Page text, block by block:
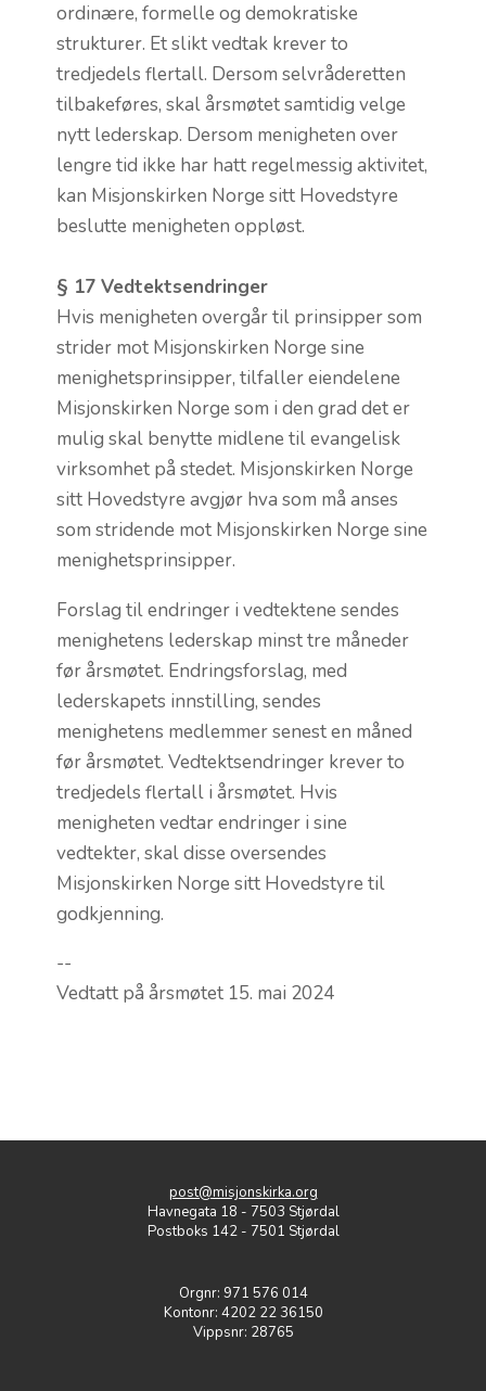
ordinære, formelle og demokratiske
strukturer. Et slikt vedtak krever to
tredjedels flertall. Dersom selvråderetten
tilbakeføres, skal årsmøtet samtidig velge
nytt lederskap. Dersom menigheten over
lengre tid ikke har hatt regelmessig aktivitet,
kan Misjonskirken Norge sitt Hovedstyre
beslutte menigheten oppløst.
§ 17 Vedtektsendringer
Hvis menigheten overgår til prinsipper som
strider mot Misjonskirken Norge sine
menighetsprinsipper, tilfaller eiendelene
Misjonskirken Norge som i den grad det er
mulig skal benytte midlene til evangelisk
virksomhet på stedet. Misjonskirken Norge
sitt Hovedstyre avgjør hva som må anses
som stridende mot Misjonskirken Norge sine
menighetsprinsipper.
Forslag til endringer i vedtektene sendes
menighetens lederskap minst tre måneder
før årsmøtet. Endringsforslag, med
lederskapets innstilling, sendes
menighetens medlemmer senest en måned
før årsmøtet. Vedtektsendringer krever to
tredjedels flertall i årsmøtet. Hvis
menigheten vedtar endringer i sine
vedtekter, skal disse oversendes
Misjonskirken Norge sitt Hovedstyre til
godkjenning.
--
Vedtatt på årsmøtet 15. mai 2024
post@misjonskirka.org
Havnegata 18 - 7503 Stjørdal
Postboks 142 - 7501 Stjørdal
Orgnr: 971 576 014
Kontonr: 4202 22 36150
Vippsnr: 28765